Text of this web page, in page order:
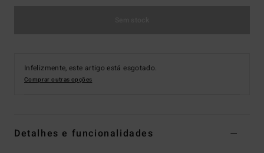
Infelizmente, este artigo está esgotado.
Comprar outras opções
Detalhes e funcionalidades